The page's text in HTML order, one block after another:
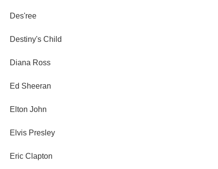
Des'ree
Destiny's Child
Diana Ross
Ed Sheeran
Elton John
Elvis Presley
Eric Clapton